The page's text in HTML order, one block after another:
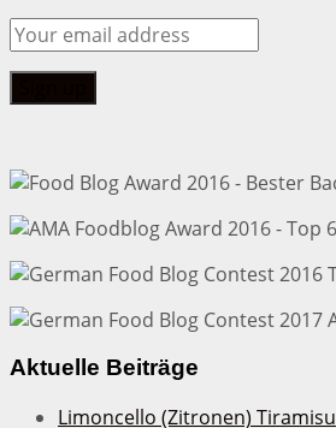
Aktuelle Beiträge
Limoncello (Zitronen) Tiramisu